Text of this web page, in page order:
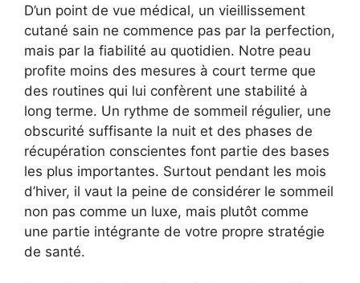
D’un point de vue médical, un vieillissement
cutané sain ne commence pas par la perfection,
mais par la fiabilité au quotidien. Notre peau
profite moins des mesures à court terme que
des routines qui lui confèrent une stabilité à
long terme. Un rythme de sommeil régulier, une
obscurité suffisante la nuit et des phases de
récupération conscientes font partie des bases
les plus importantes. Surtout pendant les mois
d’hiver, il vaut la peine de considérer le sommeil
non pas comme un luxe, mais plutôt comme
une partie intégrante de votre propre stratégie
de santé.